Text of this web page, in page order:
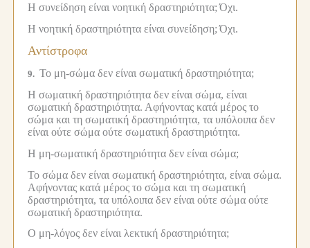
Η συνείδηση είναι νοητική δραστηριότητα; Όχι.
Η νοητική δραστηριότητα είναι συνείδηση; Όχι.
Αντίστροφα
9. Το μη-σώμα δεν είναι σωματική δραστηριότητα;
Η σωματική δραστηριότητα δεν είναι σώμα, είναι
σωματική δραστηριότητα. Αφήνοντας κατά μέρος το
σώμα και τη σωματική δραστηριότητα, τα υπόλοιπα δεν
είναι ούτε σώμα ούτε σωματική δραστηριότητα.
Η μη-σωματική δραστηριότητα δεν είναι σώμα;
Το σώμα δεν είναι σωματική δραστηριότητα, είναι σώμα.
Αφήνοντας κατά μέρος το σώμα και τη σωματική
δραστηριότητα, τα υπόλοιπα δεν είναι ούτε σώμα ούτε
σωματική δραστηριότητα.
Ο μη-λόγος δεν είναι λεκτική δραστηριότητα;